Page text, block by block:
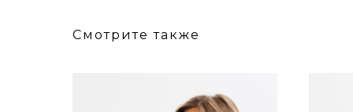
Смотрите также